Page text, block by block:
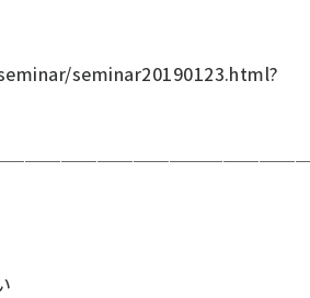
seminar20190123.html?